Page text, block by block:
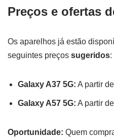
Preços e ofertas
Os aparelhos já estão
seguintes preços sugeridos:
Galaxy A37 5G: A partir de
Galaxy A57 5G: A partir de
Oportunidade: Quem